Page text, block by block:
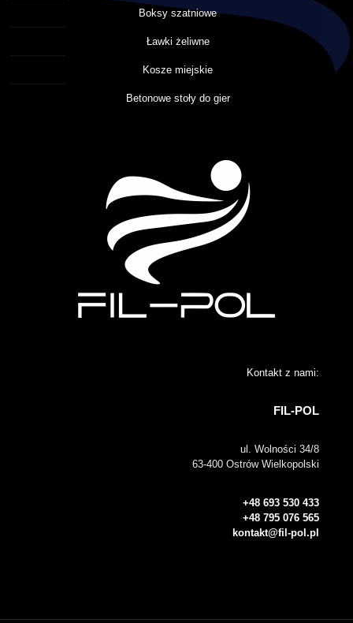
Boksy szatniowe
Ławki żeliwne
Kosze miejskie
Betonowe stoły do gier
Kontakt z nami:
FIL-POL
ul. Wolności 34/8
63-400 Ostrów Wielkopolski
+48 693 530 433
+48 795 076 565
kontakt@fil-pol.pl